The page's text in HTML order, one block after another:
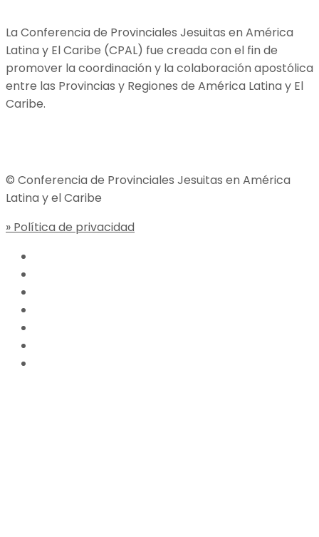
La Conferencia de Provinciales Jesuitas en América
Latina y El Caribe (CPAL) fue creada con el fin de
promover la coordinación y la colaboración apostólica
entre las Provincias y Regiones de América Latina y El
Caribe.
© Conferencia de Provinciales Jesuitas en América
Latina y el Caribe
» Política de privacidad